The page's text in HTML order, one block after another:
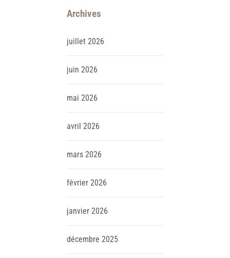
Archives
juillet 2026
juin 2026
mai 2026
avril 2026
mars 2026
février 2026
janvier 2026
décembre 2025